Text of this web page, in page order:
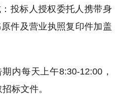
投标人授权委托人携带身
件及营业执照复印件加盖
内每天上午8:30-12:00，
标文件。